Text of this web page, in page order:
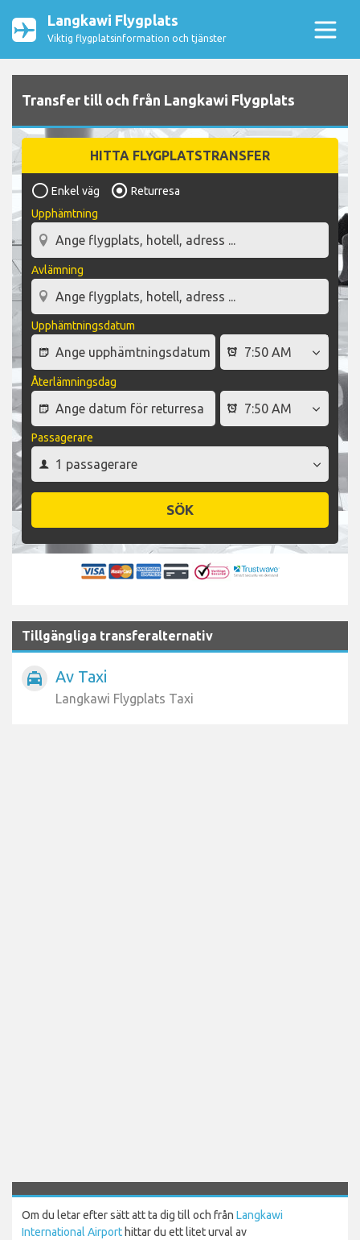
Langkawi Flygplats
Viktig flygplatsinformation och tjänster
Transfer till och från Langkawi Flygplats
HITTA FLYGPLATSTRANSFER
Enkel väg
Returresa
Upphämtning
Avlämning
Upphämtningsdatum
Återlämningsdag
Passagerare
SÖK
Tillgängliga transferalternativ
local_taxi Av Taxi
Langkawi Flygplats Taxi
Om du letar efter sätt att ta dig till och från Langkawi
International Airport hittar du ett litet urval av